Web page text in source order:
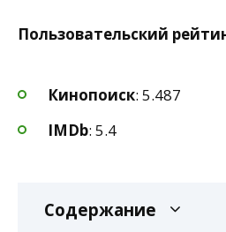
Пользовательский
Кинопоиск: 5.487
IMDb: 5.4
Содержание